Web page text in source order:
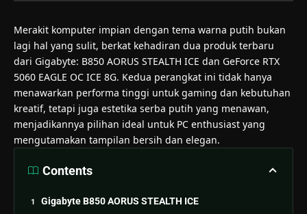
Merakit komputer impian dengan tema warna putih bukan
lagi hal yang sulit, berkat kehadiran dua produk terbaru
dari Gigabyte: B850 AORUS STEALTH ICE dan GeForce RTX
5060 EAGLE OC ICE 8G. Kedua perangkat ini tidak hanya
menawarkan performa tinggi untuk gaming dan kebutuhan
kreatif, tetapi juga estetika serba putih yang menawan,
menjadikannya pilihan ideal untuk PC enthusiast yang
mengutamakan tampilan bersih dan elegan.
Contents
Gigabyte B850 AORUS STEALTH ICE